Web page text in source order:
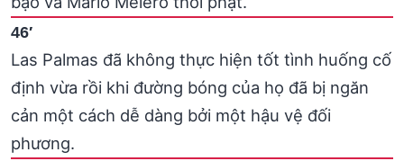
46′
Las Palmas đã không thực hiện tốt tình huống cố
định vừa rồi khi đường bóng của họ đã bị ngăn
cản một cách dễ dàng bởi một hậu vệ đối
phương.